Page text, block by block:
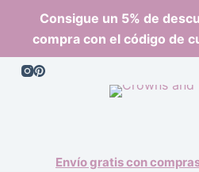
Consigue un 5% de
compra con el código de
l
Envío gratis con